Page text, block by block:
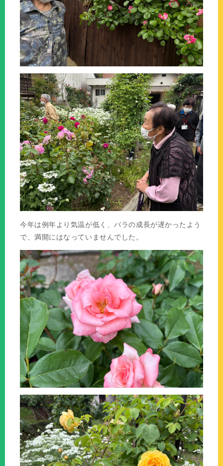
今年は例年より気温が低く、バラの成長が遅かったよう
で、満開にはなっていませんでした。